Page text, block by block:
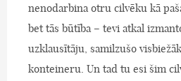
nenodarbina otru cilvēku kā
bet tās būtība – tevi atkal
uzklausītāju, samilzušo
konteineru. Un tad tu esi šim